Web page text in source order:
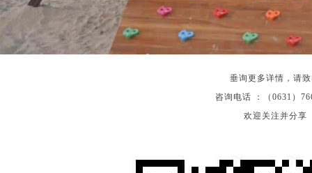
垂询更多详情，请
咨询电话 ：（0631）
欢迎关注并分享